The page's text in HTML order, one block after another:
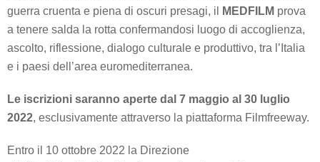
guerra cruenta e piena di oscuri presagi, il
MEDFILM prova
a tenere salda la rotta confermandosi luogo di accoglienza,
ascolto, riflessione, dialogo culturale e produttivo, tra l’Italia
e i paesi dell’area euromediterranea.
Le iscrizioni saranno aperte dal 7 maggio al 30 luglio
2022, esclusivamente attraverso la piattaforma Filmfreeway.
Entro il 10 ottobre 2022 la Direzione